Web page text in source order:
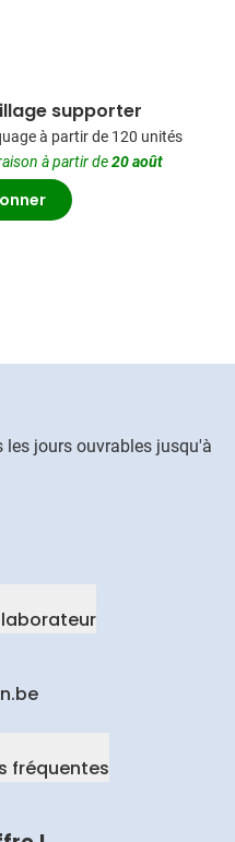
supporter
à partir de 120 unités
à partir de20 août
jours ouvrables jusqu'à
fréquentes